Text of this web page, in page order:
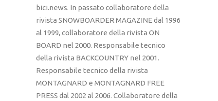
bici.news. In passato collaboratore della
rivista SNOWBOARDER MAGAZINE dal 1996
al 1999, collaboratore della rivista ON
BOARD nel 2000. Responsabile tecnico
della rivista BACKCOUNTRY nel 2001.
Responsabile tecnico della rivista
MONTAGNARD e MONTAGNARD FREE
PRESS dal 2002 al 2006. Collaboratore della